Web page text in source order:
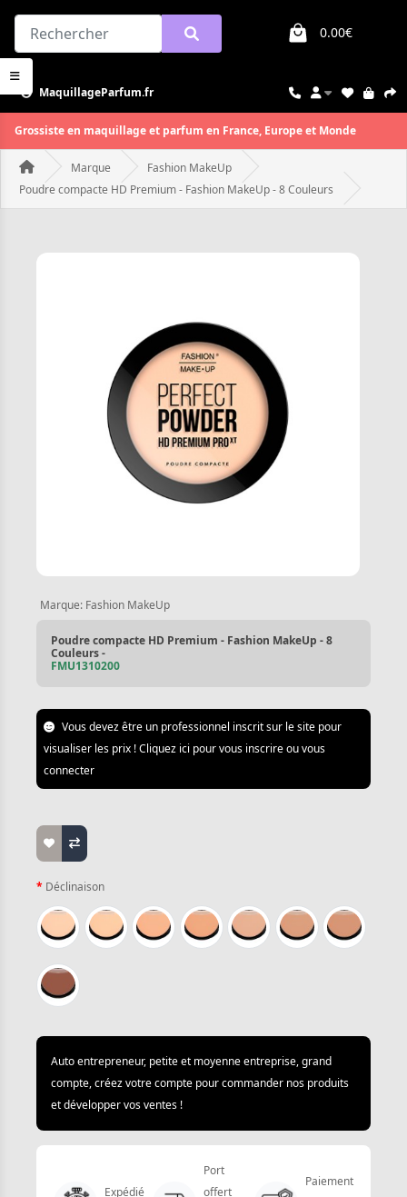
0.00€
MaquillageParfum.fr
Grossiste en maquillage et parfum en France, Europe et Monde
Marque
Fashion MakeUp
Poudre compacte HD Premium - Fashion MakeUp - 8 Couleurs
Marque: Fashion MakeUp
Poudre compacte HD Premium - Fashion MakeUp - 8
Couleurs -
FMU1310200
Vous devez être un professionnel inscrit sur le site pour
visualiser les prix ! Cliquez ici pour vous inscrire ou vous
connecter
Déclinaison
Auto entrepreneur, petite et moyenne entreprise, grand
compte, créez votre compte pour commander nos produits
et développer vos ventes !
Expédié
Port
offert
Paiement